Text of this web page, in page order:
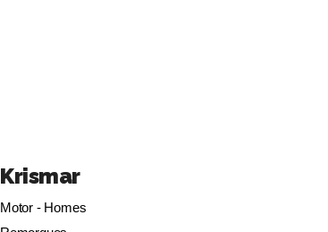
Krismar
Motor - Homes